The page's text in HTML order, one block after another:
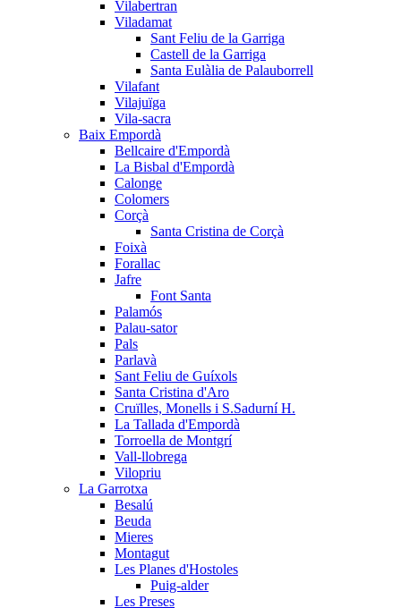
Vilabertran
Viladamat
Sant Feliu de la Garriga
Castell de la Garriga
Santa Eulàlia de Palauborrell
Vilafant
Vilajuïga
Vila-sacra
Baix Empordà
Bellcaire d'Empordà
La Bisbal d'Empordà
Calonge
Colomers
Corçà
Santa Cristina de Corçà
Foixà
Forallac
Jafre
Font Santa
Palamós
Palau-sator
Pals
Parlavà
Sant Feliu de Guíxols
Santa Cristina d'Aro
Cruïlles, Monells i S.Sadurní H.
La Tallada d'Empordà
Torroella de Montgrí
Vall-llobrega
Vilopriu
La Garrotxa
Besalú
Beuda
Mieres
Montagut
Les Planes d'Hostoles
Puig-alder
Les Preses